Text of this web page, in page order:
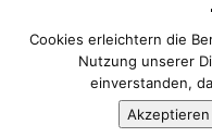
Cookies erleichtern die
Nutzung unserer
einverstanden,
Akzeptieren